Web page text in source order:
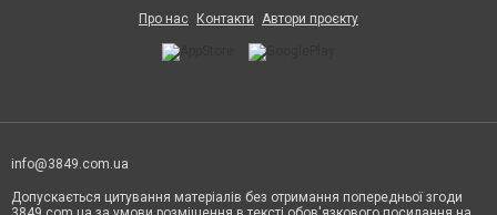
Про нас Контакти Автори проєкту
info@3849.com.ua
Допускається цитування матеріалів без отримання попередньої згоди